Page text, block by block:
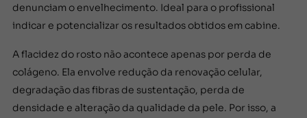
denunciam o envelhecimento. Ideal para o profissional
indicar e potencializar os resultados obtidos em cabine.
A flacidez do rosto não acontece apenas por perda de
colágeno. Ela envolve redução da renovação celular,
degradação das fibras de sustentação, perda de
densidade e alteração da qualidade da pele. Por isso, a